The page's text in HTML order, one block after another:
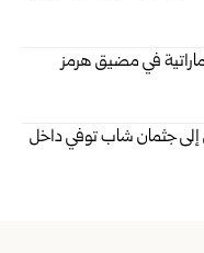
في مضيق هرمز
إلى جثمان شاب توفي داخل